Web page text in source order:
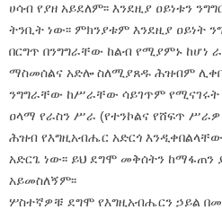
ሀሳብ የያዘ አይደለም፡፡ እንደዚያ ዐይነቱን
ትንቢት ነው፡፡ ምክንያቱም እንደዚያ ዐይነት
በርግጥ በንግግራቸው ከልብ የሚያምኑ ከሆነ
ማስመሰልና አድሎ ስለሚያጸዱ ሕዝብም
ንግግራቸው ከሥራቸው ሳይገጥም የሚናገሩት
ዐላማ የራስን ሥራ (የተንኮልና የሸፍጥ
ሕዝብ የእግዚአብሔር አድርጎ
አድርጌ ነው፡፡ ይህ ደግሞ መቅሰትን ከማፋጠን
አይመስለኝም፡፡
ሦስተኛዎቹ ደግሞ የእግዚአብሔርን ኃይል